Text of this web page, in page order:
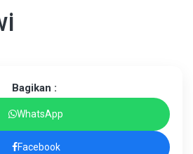
Bagikan :
WhatsApp
Facebook